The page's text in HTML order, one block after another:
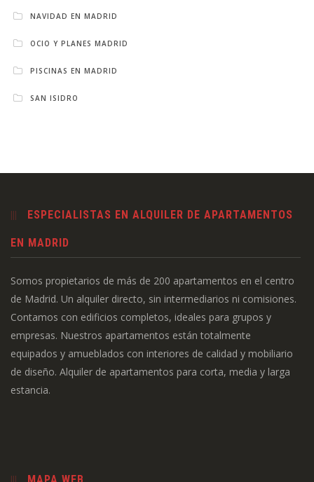
NAVIDAD EN MADRID
OCIO Y PLANES MADRID
PISCINAS EN MADRID
SAN ISIDRO
ESPECIALISTAS EN ALQUILER DE APARTAMENTOS
EN MADRID
Somos propietarios de más de 200 apartamentos en el centro
de Madrid. Un alquiler directo, sin intermediarios ni comisiones.
Contamos con edificios completos, ideales para grupos y
empresas. Nuestros apartamentos están totalmente
equipados y amueblados con interiores de calidad y mobiliario
de diseño. Alquiler de apartamentos para corta, media y larga
estancia.